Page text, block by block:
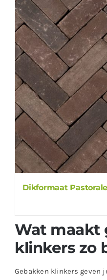
Dikformaat Pastorale
Wat maakt
klinkers zo
Gebakken klinkers geven